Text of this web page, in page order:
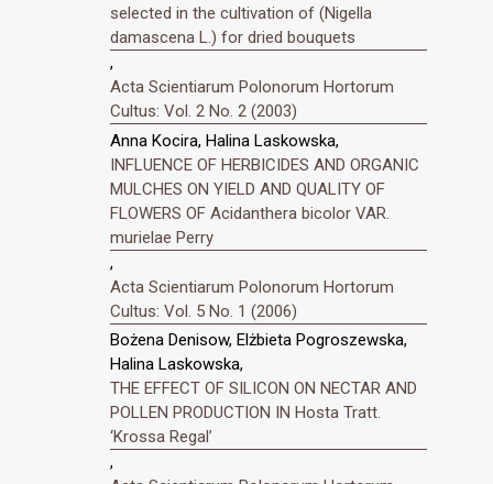
selected in the cultivation of (Nigella
damascena L.) for dried bouquets
,
Acta Scientiarum Polonorum Hortorum
Cultus: Vol. 2 No. 2 (2003)
Anna Kocira, Halina Laskowska,
INFLUENCE OF HERBICIDES AND ORGANIC
MULCHES ON YIELD AND QUALITY OF
FLOWERS OF Acidanthera bicolor VAR.
murielae Perry
,
Acta Scientiarum Polonorum Hortorum
Cultus: Vol. 5 No. 1 (2006)
Bożena Denisow, Elżbieta Pogroszewska,
Halina Laskowska,
THE EFFECT OF SILICON ON NECTAR AND
POLLEN PRODUCTION IN Hosta Tratt.
‘Krossa Regal’
,